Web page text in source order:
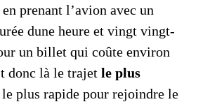
en prenant l’avion avec un
dune heure et vingt vingt-
un billet qui coûte environ
donc là le trajet le plus
plus rapide pour rejoindre le